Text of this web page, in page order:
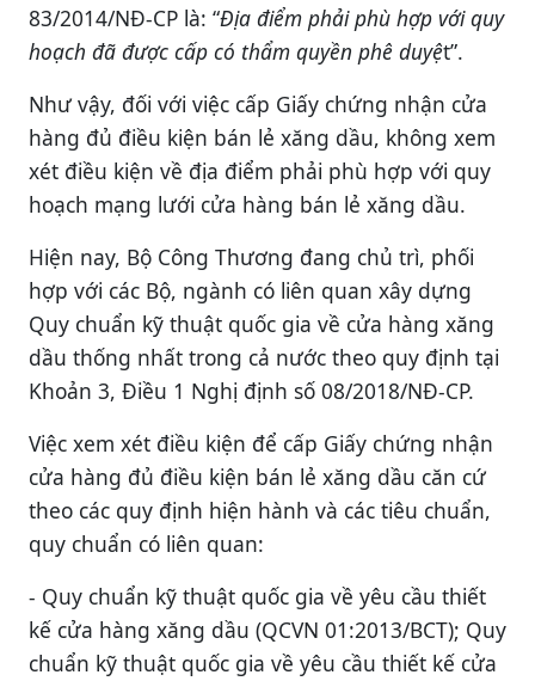
83/2014/NĐ-CP là: “Địa điểm phải phù hợp với quy
hoạch đã được cấp có thẩm quyền phê duyệt”.
Như vậy, đối với việc cấp Giấy chứng nhận cửa
hàng đủ điều kiện bán lẻ xăng dầu, không xem
xét điều kiện về địa điểm phải phù hợp với quy
hoạch mạng lưới cửa hàng bán lẻ xăng dầu.
Hiện nay, Bộ Công Thương đang chủ trì, phối
hợp với các Bộ, ngành có liên quan xây dựng
Quy chuẩn kỹ thuật quốc gia về cửa hàng xăng
dầu thống nhất trong cả nước theo quy định tại
Khoản 3, Điều 1 Nghị định số 08/2018/NĐ-CP.
Việc xem xét điều kiện để cấp Giấy chứng nhận
cửa hàng đủ điều kiện bán lẻ xăng dầu căn cứ
theo các quy định hiện hành và các tiêu chuẩn,
quy chuẩn có liên quan:
- Quy chuẩn kỹ thuật quốc gia về yêu cầu thiết
kế cửa hàng xăng dầu (QCVN 01:2013/BCT); Quy
chuẩn kỹ thuật quốc gia về yêu cầu thiết kế cửa